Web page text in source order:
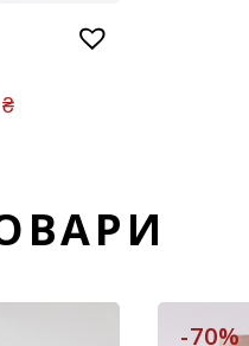
₴
-70%